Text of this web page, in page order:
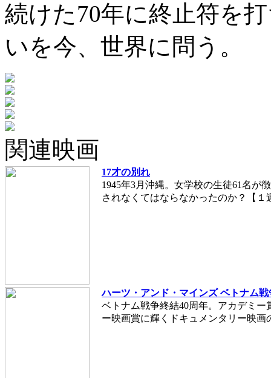
続けた70年に終止符を
いを今、世界に問う。
関連映画
17才の別れ
1945年3月沖縄。女学校の生徒61名が
されなくてはならなかったのか？【１
ハーツ・アンド・マインズ ベトナム
ベトナム戦争終結40周年。アカデミ
ー映画賞に輝くドキュメンタリー映画